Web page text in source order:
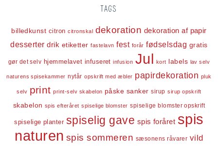
TAGS
billedkunst citron citronskal dekoration dekoration af papir
desserter drik etiketter fastelavn fest forår fødselsdag gratis
gør det selv hjemmelavet infuseret infusion Jul kort labels lav selv
naturens spisekammer nytår opskrift med æbler papirdekoration pluk
selv print print-selv skabelon påske sanker sirup sirup opskrift
skabelon spis efteråret spiselige blomster spiselige blomster opskrift
spiselige planter spiselig gave spis foråret spis
naturen spis sommeren sæsonens råvarer vild